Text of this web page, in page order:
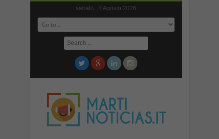
sabato , 8 Agosto 2026